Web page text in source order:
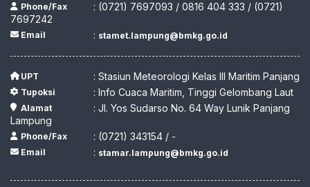
Phone/Fax
: (0721) 7697093 / 0816 404 333 / (0721)
7697242
Email : stamet.lampung@bmkg.go.id
UPT : Stasiun Meteorologi Kelas III Maritim Panjang
Tupoksi : Info Cuaca Maritim, Tinggi Gelombang Laut
Alamat
: Jl. Yos Sudarso No. 64 Way Lunik Panjang
Lampung
Phone/Fax : (0721) 343154 / -
Email : stamar.lampung@bmkg.go.id